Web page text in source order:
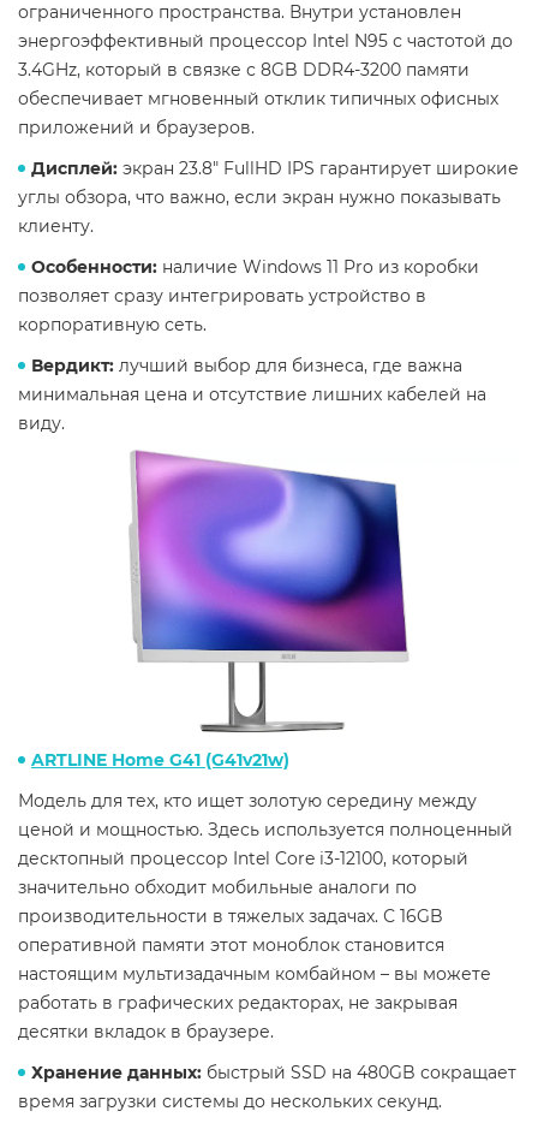
ограниченного пространства. Внутри установлен
энергоэффективный процессор Intel N95 с частотой до
3.4GHz, который в связке с 8GB DDR4-3200 памяти
обеспечивает мгновенный отклик типичных офисных
приложений и браузеров.
Дисплей: экран 23.8" FullHD IPS гарантирует широкие
углы обзора, что важно, если экран нужно показывать
клиенту.
Особенности: наличие Windows 11 Pro из коробки
позволяет сразу интегрировать устройство в
корпоративную сеть.
Вердикт: лучший выбор для бизнеса, где важна
минимальная цена и отсутствие лишних кабелей на
виду.
ARTLINE Home G41 (G41v21w)
Модель для тех, кто ищет золотую середину между
ценой и мощностью. Здесь используется полноценный
десктопный процессор Intel Core i3-12100, который
значительно обходит мобильные аналоги по
производительности в тяжелых задачах. С 16GB
оперативной памяти этот моноблок становится
настоящим мультизадачным комбайном – вы можете
работать в графических редакторах, не закрывая
десятки вкладок в браузере.
Хранение данных: быстрый SSD на 480GB сокращает
время загрузки системы до нескольких секунд.